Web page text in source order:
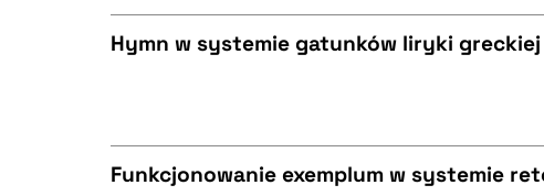
Hymn w systemie gatunków liryki greckiej
Funkcjonowanie exemplum w systemie